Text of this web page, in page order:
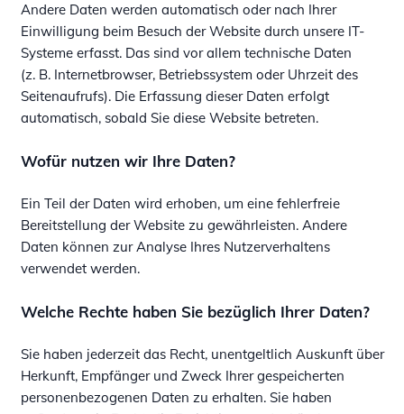
Andere Daten werden automatisch oder nach Ihrer
Einwilligung beim Besuch der Website durch unsere IT-
Systeme erfasst. Das sind vor allem technische Daten
(z. B. Internetbrowser, Betriebssystem oder Uhrzeit des
Seitenaufrufs). Die Erfassung dieser Daten erfolgt
automatisch, sobald Sie diese Website betreten.
Wofür nutzen wir Ihre Daten?
Ein Teil der Daten wird erhoben, um eine fehlerfreie
Bereitstellung der Website zu gewährleisten. Andere
Daten können zur Analyse Ihres Nutzerverhaltens
verwendet werden.
Welche Rechte haben Sie bezüglich Ihrer Daten?
Sie haben jederzeit das Recht, unentgeltlich Auskunft über
Herkunft, Empfänger und Zweck Ihrer gespeicherten
personenbezogenen Daten zu erhalten. Sie haben